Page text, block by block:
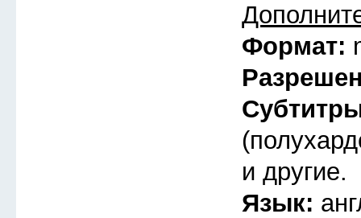
Формат:
и другие.
Язык: